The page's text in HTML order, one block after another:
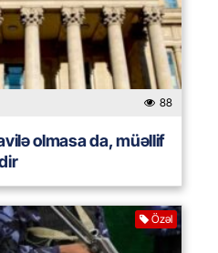
88
olmasa da, müəllif
Özəl